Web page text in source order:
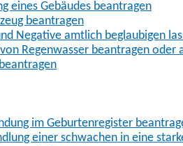
eines Gebäudes beantragen
beantragen
Negative amtlich beglaubigen
Regenwasser beantragen oder
im Geburtenregister
einer schwachen in eine